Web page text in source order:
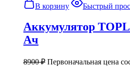
В корзину Быстрый
Аккумулятор
Ач
8900₽ Первоначальная цена